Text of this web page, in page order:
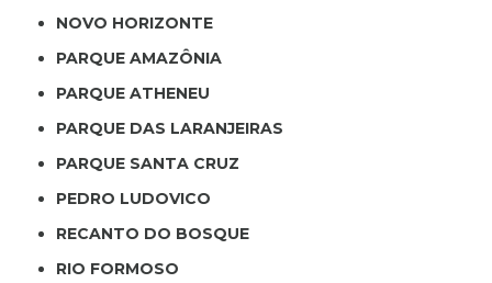
NOVO HORIZONTE
PARQUE AMAZÔNIA
PARQUE ATHENEU
PARQUE DAS LARANJEIRAS
PARQUE SANTA CRUZ
PEDRO LUDOVICO
RECANTO DO BOSQUE
RIO FORMOSO